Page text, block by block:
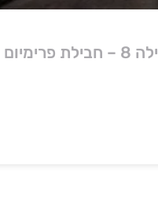
פרימיום